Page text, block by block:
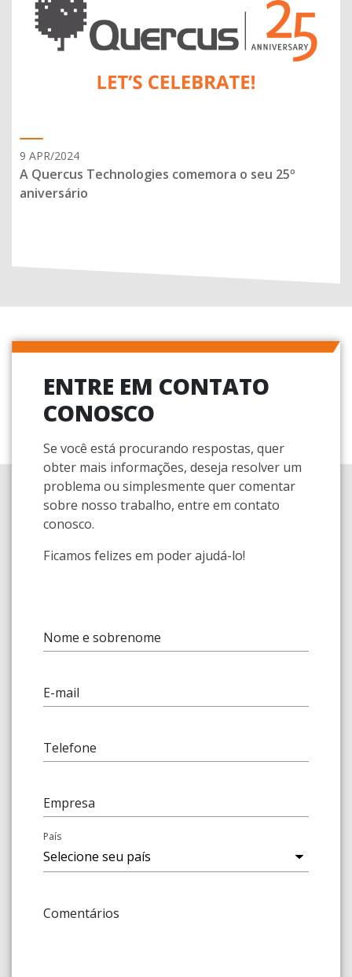
9 APR/2024
A Quercus Technologies comemora o seu 25º
aniversário
ENTRE EM CONTATO
CONOSCO
Se você está procurando respostas, quer
obter mais informações, deseja resolver um
problema ou simplesmente quer comentar
sobre nosso trabalho, entre em contato
conosco.
Ficamos felizes em poder ajudá-lo!
Nome e sobrenome
E-mail
Telefone
Empresa
País
Comentários